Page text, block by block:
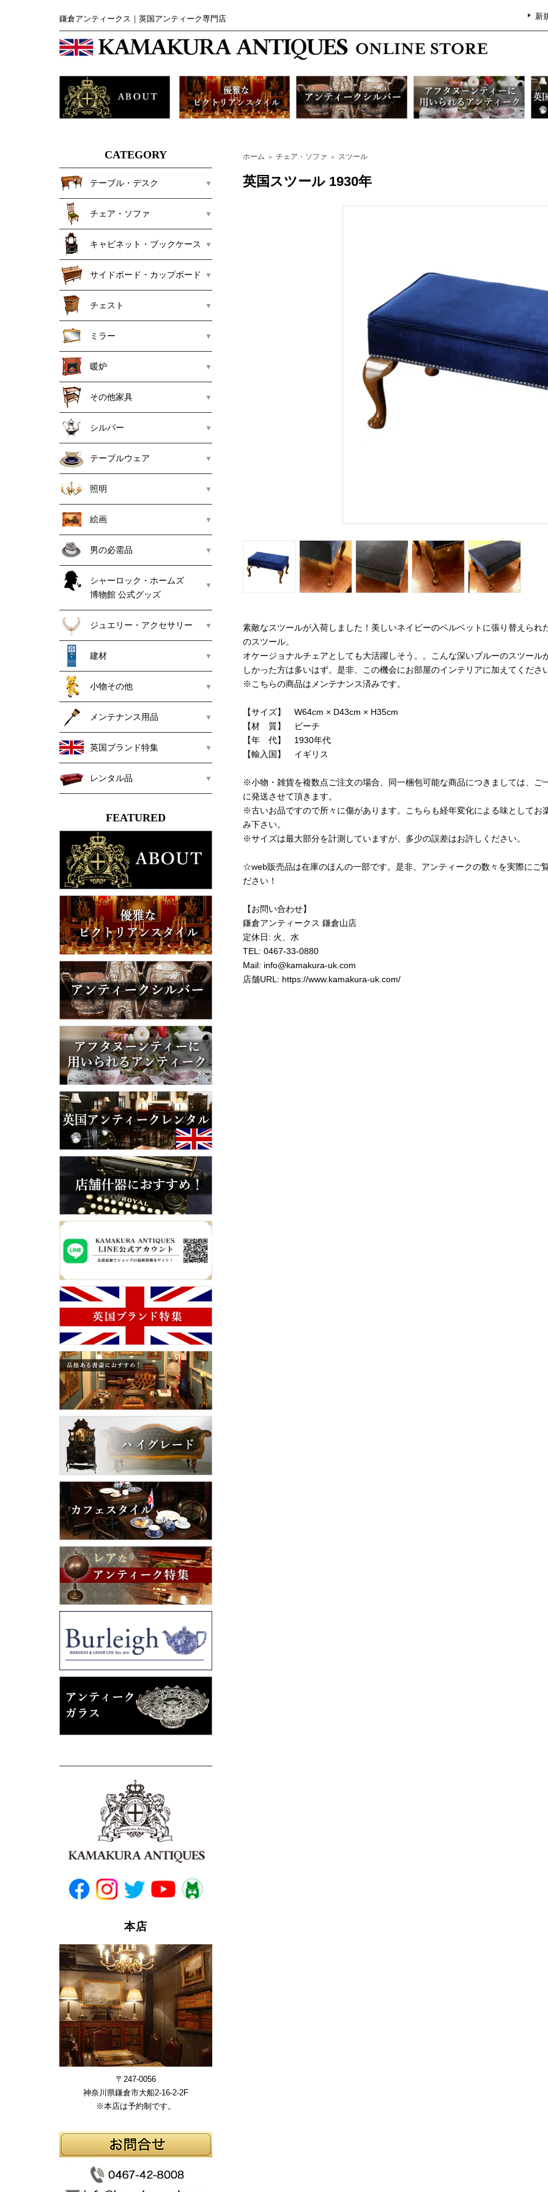
鎌倉アンティークス｜英国アンティーク専門店 新
CATEGORY
テーブル・デスク
チェア・ソファ
キャビネット・ブックケース
サイドボード・カップボード
チェスト
ミラー
暖炉
その他家具
シルバー
テーブルウェア
照明
絵画
男の必需品
シャーロック・ホームズ
博物館 公式グッズ
ジュエリー・アクセサリー
建材
小物その他
メンテナンス用品
英国ブランド特集
レンタル品
FEATURED
本店
〒247-0056
神奈川県鎌倉市大船2-16-2-2F
※本店は予約制です。
ホーム ＞ チェア・ソファ ＞ スツール
英国スツール 1930年
素敵なスツールが入荷しました！美しいネイビーのベルベットに張り替えられ
のスツール。
オケージョナルチェアとしても大活躍しそう。。こんな深いブルーのスツール
しかった方は多いはず。是非、この機会にお部屋のインテリアに加えてくださ
※こちらの商品はメンテナンス済みです。
【サイズ】 W64cm × D43cm × H35cm
【材 質】 ビーチ
【年 代】 1930年代
【輸入国】 イギリス
※小物・雑貨を複数点ご注文の場合、同一梱包可能な商品につきましては、ご
に発送させて頂きます。
※古いお品ですので所々に傷があります。こちらも経年変化による味としてお
み下さい。
※サイズは最大部分を計測していますが、多少の誤差はお許しください。
☆web販売品は在庫のほんの一部です。是非、アンティークの数々を実際にご
ださい！
【お問い合わせ】
鎌倉アンティークス 鎌倉山店
定休日: 火、水
TEL: 0467-33-0880
Mail: info@kamakura-uk.com
店舗URL: https://www.kamakura-uk.com/